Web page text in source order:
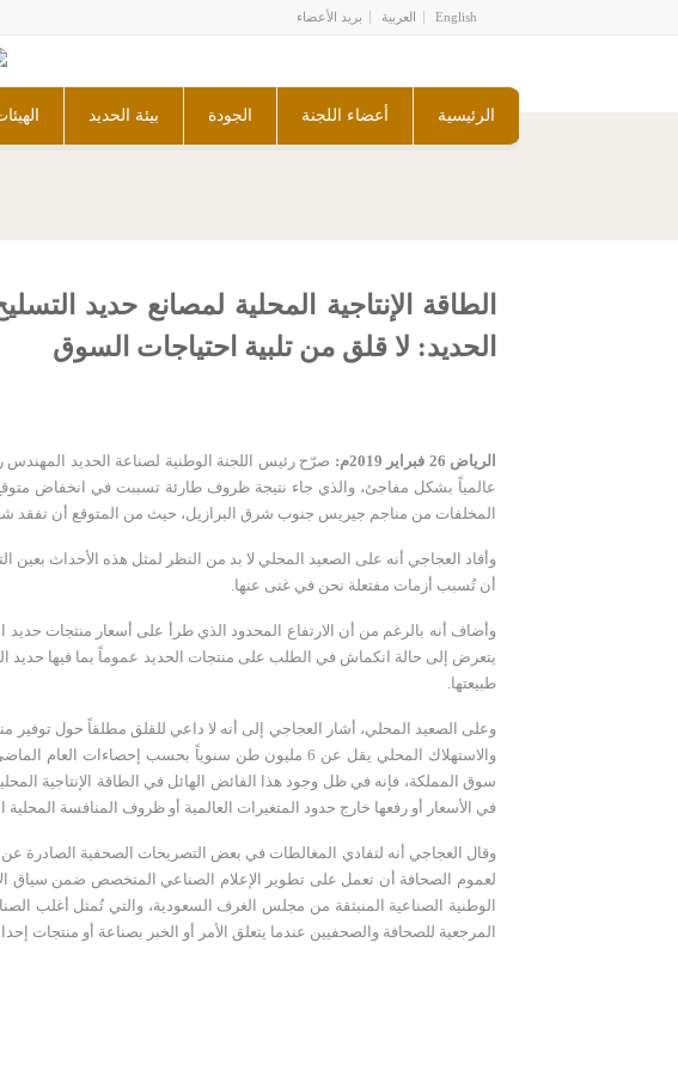
English العربية بريد الأعضاء
الرئيسية أعضاء اللجنة الجودة بيئة الحديد
الطاقة الإنتاجية المحلية لمصانع حديد
الحديد: لا قلق من تلبية احتياجات السوق
الرياض 26 فبراير 2019م:
صرّح رئيس اللجنة الوطنية لصناعة الحديد المهندس
عالمياً بشكل مفاجئ، والذي جاء نتيجة ظروف طارئة تسببت في انخفاض متوقع
المخلفات من مناجم جيريس جنوب شرق البرازيل، حيث من المتوقع أن تفقد شركة “فالي” بسببه ما قدره 70 مليون طن من خام الحديد عالي
وأفاد العجاجي أنه على الصعيد المحلي لا بد من النظر لمثل هذه الأحداث
أن تُسبب أزمات مفتعلة نحن في غنى عنها.
وأضاف أنه بالرغم من أن الارتفاع المحدود الذي طرأ على أسعار منتجات حديد
يتعرض إلى حالة انكماش في الطلب على منتجات الحديد عموماً بما فيها حديد
طبيعتها.
سوق المملكة، فإنه في ظل وجود هذا الفائض الهائل في الطاقة الإنتاجية
في الأسعار أو رفعها خارج حدود المتغيرات العالمية أو ظروف المنافسة المحلية
وقال العجاجي أنه لتفادي المغالطات في بعض التصريحات الصحفية الصادرة
لعموم الصحافة أن تعمل على تطوير الإعلام الصناعي المتخصص ضمن سياق
الوطنية الصناعية المنبثقة من مجلس الغرف السعودية، والتي تُمثل أغلب
المرجعية للصحافة والصحفيين عندما يتعلق الأمر أو الخبر بصناعة أو منتجات